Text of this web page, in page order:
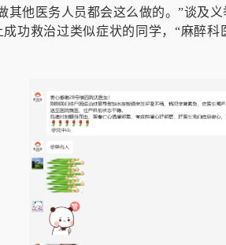
其他医务人员都会这么做的。”谈及
功救治过类似症状的同学，“麻醉